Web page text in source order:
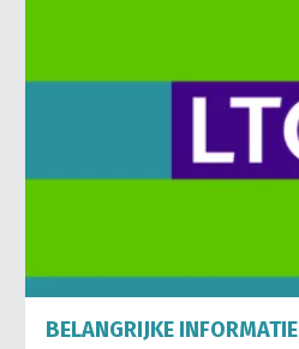
BELANGRIJKE INFORMATIE